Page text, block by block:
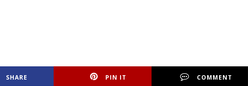
SHARE PIN IT COMMENT